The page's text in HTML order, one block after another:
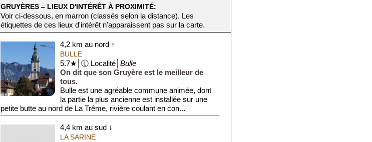
GRUYÈRES ‒ LIEUX D'INTÉRÊT À PROXIMITÉ:
Voir ci-dessous, en marron (classés selon la distance). Les
étiquettes de ces lieux d'intérêt n'apparaissent pas sur la carte.
4,2 km au nord ↑
BULLE
5.7★│Ⓛ Localité│ Bulle
On dit que son Gruyère est le meilleur de
tous.
Bulle est une agréable commune animée, dont
la partie la plus ancienne est installée sur une
petite butte au nord de La Trême, rivière coulant en con...
4,4 km au sud ↓
LA SARINE